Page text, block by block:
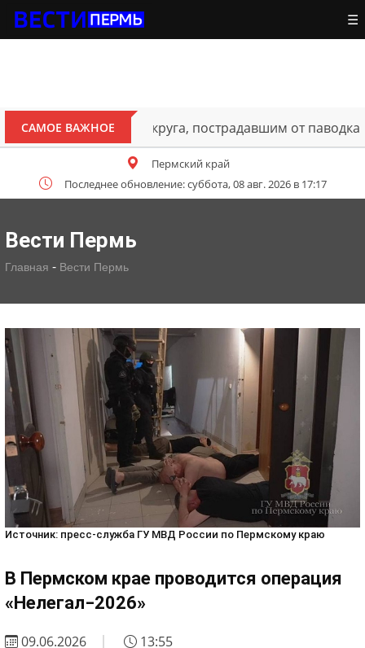
☰
САМОЕ ВАЖНОЕ
Октябрьского округа, пострадавшим от паводка
Пермский край
Последнее обновление: суббота, 08 авг. 2026 в 17:17
Вести Пермь
Главная - Вести Пермь
Источник: пресс-служба ГУ МВД России по Пермскому краю
В Пермском крае проводится операция
«Нелегал‒2026»
09.06.2026 13:55